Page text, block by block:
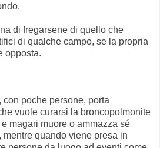
di fregarsene di quello che
di qualche campo, se la propria
opposta.
poche persone, porta
vuole curarsi la broncopolmonite
magari muore o ammazza sé
quando viene presa in